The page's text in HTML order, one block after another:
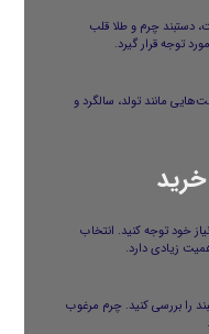
دستبند چرم و طلا قلب
توجه قرار گیرد.
مانند تولد، سالگرد و
خود توجه کنید. انتخاب
زیادی دارد.
را بررسی کنید. چرم مرغوب